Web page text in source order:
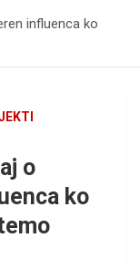
influenca ko
o
ko